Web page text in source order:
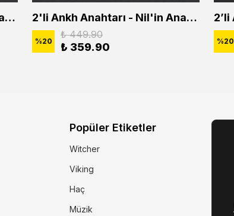
2'li Ankh Anahtarı - Nil'in Anahtarı - Kuru Kafa Erkek Kadın Kolye Seti 2'li Ankh Anahtarı - Nil'in Anahtarı Erkek Kadın Kolye Seti
%20
₺ 449.90
₺ 359.90 %20
Popüler Etiketler
Witcher
Viking
Haç
Müzik